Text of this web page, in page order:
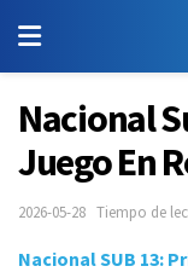
Nacional
Juego En
2026-05-28 Tiempo de
Nacional SUB 13: